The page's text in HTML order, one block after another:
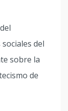
del
sobre la
de